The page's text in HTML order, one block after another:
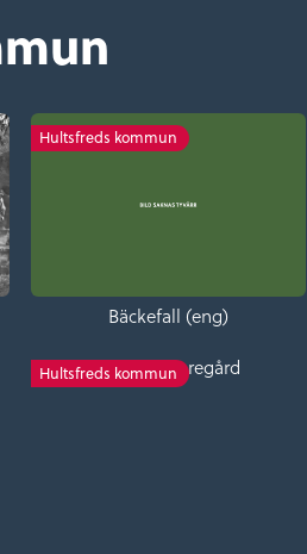
Hultsfreds kommun
Bäckefall (eng)
Hultsfreds kommun
Fröreda storegård